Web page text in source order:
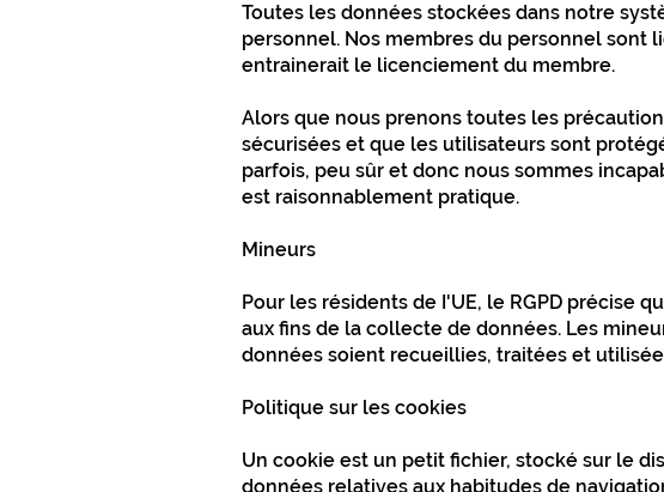
Toutes les données stockées dans notre
personnel. Nos membres du personnel sont
entrainerait le licenciement du membre.
Alors que nous prenons toutes les
sécurisées et que les utilisateurs sont
parfois, peu sûr et donc nous sommes
est raisonnablement pratique.
Mineurs
Pour les résidents de I'UE, le RGPD précise
aux fins de la collecte de données. Les
données soient recueillies, traitées et
Politique sur les cookies
Un cookie est un petit fichier, stocké sur le
données relatives aux habitudes de